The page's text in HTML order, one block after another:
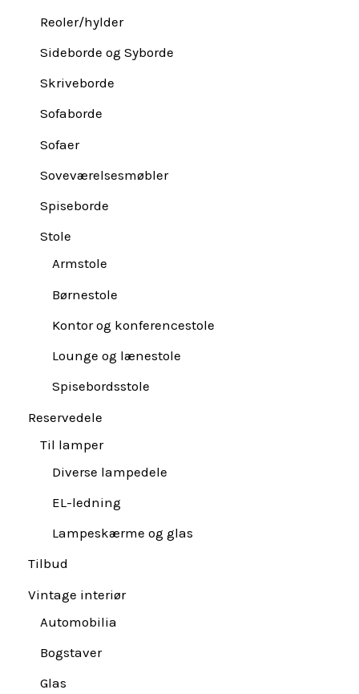
Reoler/hylder
Sideborde og Syborde
Skriveborde
Sofaborde
Sofaer
Soveværelsesmøbler
Spiseborde
Stole
Armstole
Børnestole
Kontor og konferencestole
Lounge og lænestole
Spisebordsstole
Reservedele
Til lamper
Diverse lampedele
EL-ledning
Lampeskærme og glas
Tilbud
Vintage interiør
Automobilia
Bogstaver
Glas